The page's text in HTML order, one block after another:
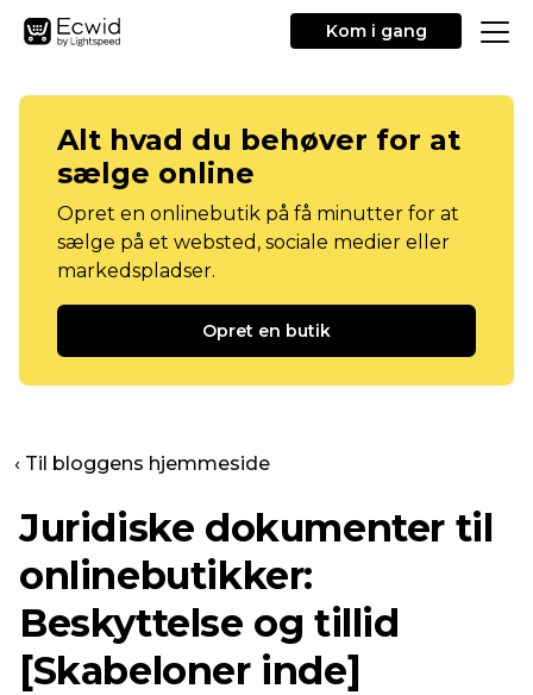
Kom i gang
Alt hvad du behøver for at
sælge online
Opret en onlinebutik på få minutter for at
sælge på et websted, sociale medier eller
markedspladser.
Opret en butik
‹ Til bloggens hjemmeside
Juridiske dokumenter til
onlinebutikker:
Beskyttelse og tillid
[Skabeloner inde]